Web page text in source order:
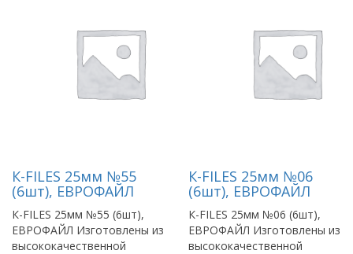
К-FILES 25мм №55
(6шт), ЕВРОФАЙЛ
К-FILES 25мм №55 (6шт),
ЕВРОФАЙЛ Изготовлены из
высококачественной
К-FILES 25мм №06
(6шт), ЕВРОФАЙЛ
К-FILES 25мм №06 (6шт),
ЕВРОФАЙЛ Изготовлены из
высококачественной